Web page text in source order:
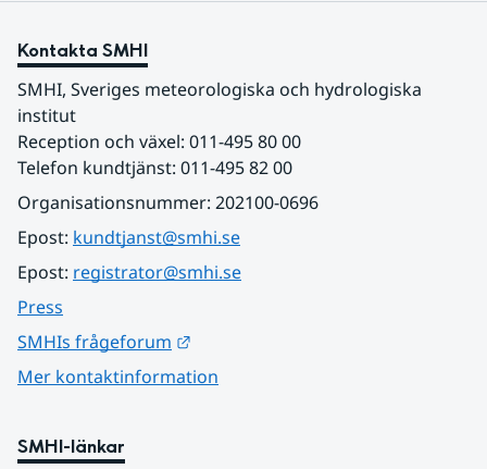
Kontakta SMHI
SMHI, Sveriges meteorologiska och hydrologiska
institut
Reception och växel: 011-495 80 00
Telefon kundtjänst: 011-495 82 00
Organisationsnummer: 202100-0696
Epost: kundtjanst@smhi.se
Epost: registrator@smhi.se
Press
SMHIs frågeforum
Mer kontaktinformation
SMHI-länkar